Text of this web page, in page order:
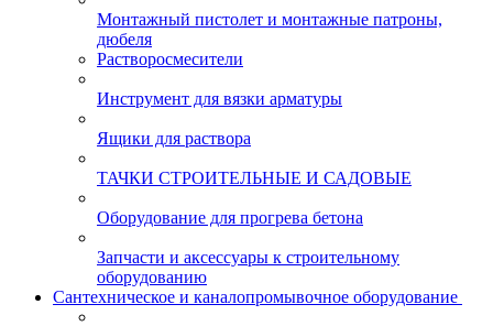
Монтажный пистолет и монтажные патроны,
дюбеля
Растворосмесители
Инструмент для вязки арматуры
Ящики для раствора
ТАЧКИ СТРОИТЕЛЬНЫЕ И САДОВЫЕ
Оборудование для прогрева бетона
Запчасти и аксессуары к строительному
оборудованию
Сантехническое и каналопромывочное оборудование